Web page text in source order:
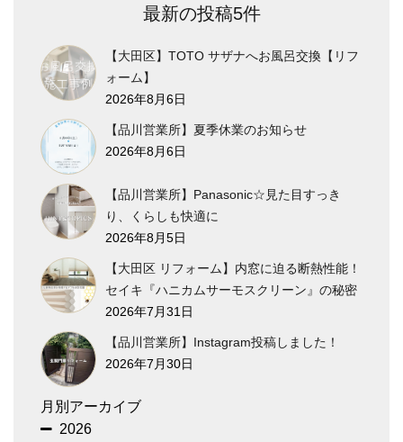
最新の投稿5件
【大田区】TOTO サザナへお風呂交換【リフ
ォーム】
2026年8月6日
【品川営業所】夏季休業のお知らせ
2026年8月6日
【品川営業所】Panasonic☆見た目すっき
り、くらしも快適に
2026年8月5日
【大田区 リフォーム】内窓に迫る断熱性能！
セイキ『ハニカムサーモスクリーン』の秘密
2026年7月31日
【品川営業所】Instagram投稿しました！
2026年7月30日
月別アーカイブ
2026